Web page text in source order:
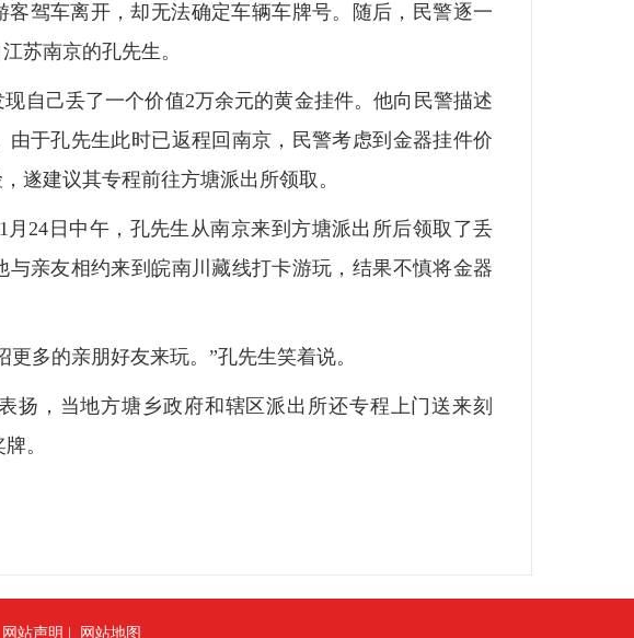
驾车离开，却无法确定车辆车牌号。随后，民警逐一
苏南京的孔先生。
自己丢了一个价值2万余元的黄金挂件。他向民警描述
于孔先生此时已返程回南京，民警考虑到金器挂件价
遂建议其专程前往方塘派出所领取。
月24日中午，孔先生从南京来到方塘派出所后领取了丢
亲友相约来到皖南川藏线打卡游玩，结果不慎将金器
多的亲朋好友来玩。”孔先生笑着说。
扬，当地方塘乡政府和辖区派出所还专程上门送来刻
。
网站声明 网站地图